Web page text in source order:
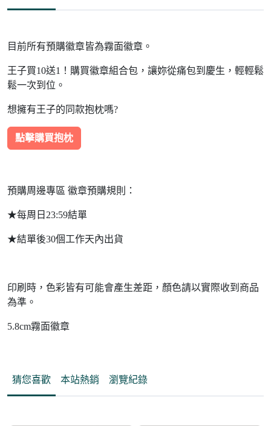
目前所有預購徽章皆為霧面徽章。
王子買10送1！購買徽章組合包，讓妳從痛包到慶生，輕輕鬆
鬆一次到位。
想擁有王子的同款抱枕嗎?
點擊購買抱枕
預購周邊專區 徽章預購規則：
★每周日23:59結單
★結單後30個工作天內出貨
印刷時，色彩皆有可能會產生差距，顏色請以實際收到商品
為準。
5.8cm霧面徽章
猜您喜歡 本站熱銷 瀏覽紀錄